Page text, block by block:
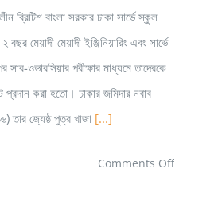
ব্রিটিশ বাংলা সরকার ঢাকা সার্ভে স্কুল
মেয়াদী মেয়াদী ইঞ্জিনিয়ারিং এবং সার্ভে
ওভারসিয়ার পরীক্ষার মাধ্যমে তাদেরকে
প্রদান করা হতো। ঢাকার জমিদার নবাব
জ্যেষ্ঠ পুত্র খাজা [...]
Comments Offon